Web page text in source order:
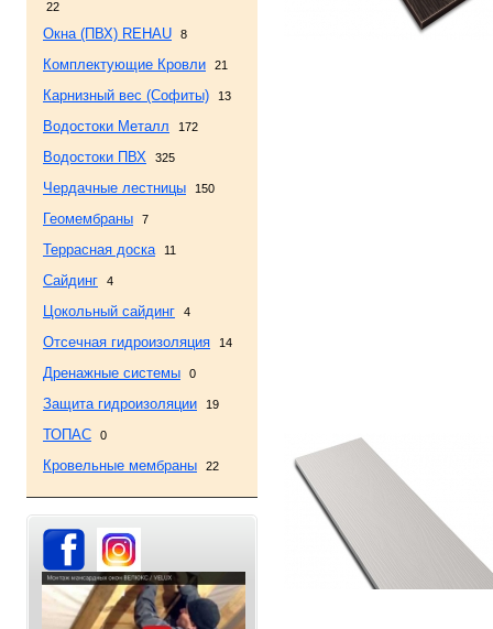
22
Окна (ПВХ) REHAU 8
Комплектующие Кровли 21
Карнизный вес (Софиты) 13
Водостоки Металл 172
Водостоки ПВХ 325
Чердачные лестницы 150
Геомембраны 7
Террасная доска 11
Сайдинг 4
Цокольный сайдинг 4
Отсечная гидроизоляция 14
Дренажные системы 0
Защита гидроизоляции 19
ТОПАС 0
Кровельные мембраны 22